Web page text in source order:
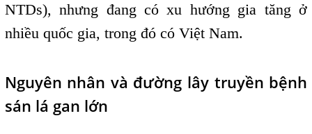
NTDs), nhưng đang có xu hướng gia tăng ở
nhiều quốc gia, trong đó có Việt Nam.
Nguyên nhân và đường lây truyền bệnh
sán lá gan lớn